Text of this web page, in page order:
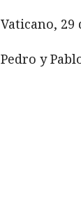
Vaticano,
Pedro y